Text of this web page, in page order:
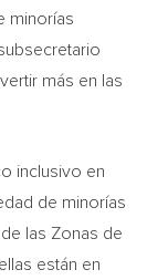
minorías
más en las
inclusivo en
de minorías
las Zonas de
están en